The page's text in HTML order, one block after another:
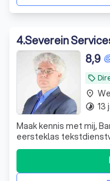
4.Severein
local_offer
8,9
Maak kennis met mij,
eersteklas
Nederlandse vertaal-
transcripties en
ik lever bijvoorbeeld
place
timelapse 13